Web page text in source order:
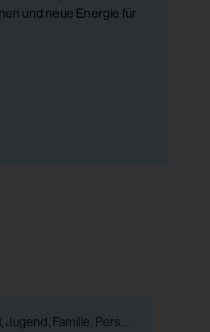
und neue Energie für
Hospiz & Palliative Care, Kind, Jugend, Familie, Persönlichkeitsentwicklung, Bildung, Gesundheit & Pflege, Chancengleichheit